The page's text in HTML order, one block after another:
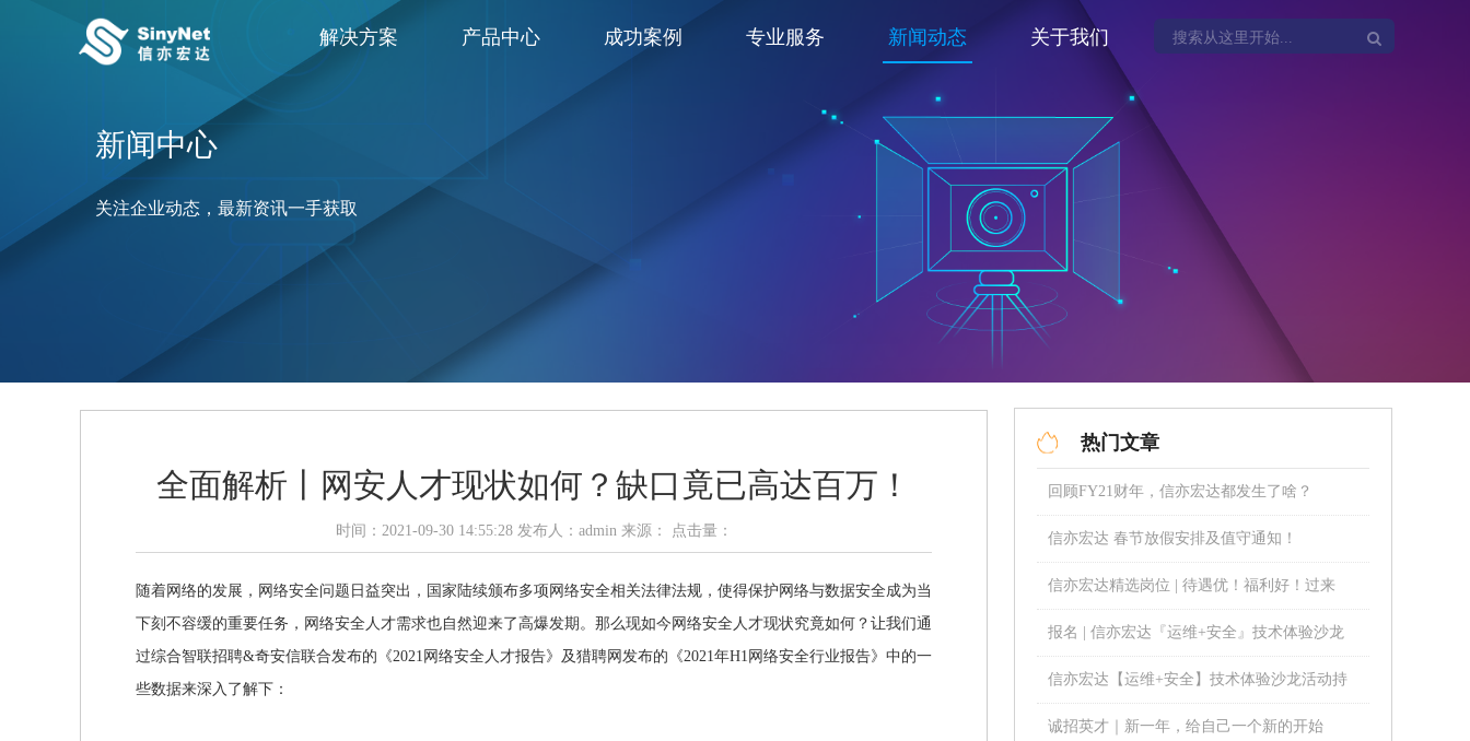
解决方案 产品中心 成功案例 专业服务 新闻动态 关于我们
新闻中心
关注企业动态，最新资讯一手获取
全面解析丨网安人才现状如何？缺口竟已高达百万！
时间：2021-09-30 14:55:28 发布人：admin 来源： 点击量：
随着网络的发展，网络安全问题日益突出，国家陆续颁布多项网络安全相关法律法规，使得保护网络与数据安全成为当
下刻不容缓的重要任务，网络安全人才需求也自然迎来了高爆发期。那么现如今网络安全人才现状究竟如何？让我们通
过综合智联招聘&奇安信联合发布的《2021网络安全人才报告》及猎聘网发布的《2021年H1网络安全行业报告》中的一
些数据来深入了解下：
热门文章
回顾FY21财年，信亦宏达都发生了啥？
信亦宏达 春节放假安排及值守通知！
信亦宏达精选岗位 | 待遇优！福利好！过来
谈谈？
报名 | 信亦宏达『运维+安全』技术体验沙龙
活动即将开启！
信亦宏达【运维+安全】技术体验沙龙活动持
续进行中……
诚招英才｜新一年，给自己一个新的开始